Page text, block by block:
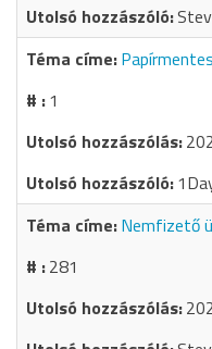
1
Nemfizető
281